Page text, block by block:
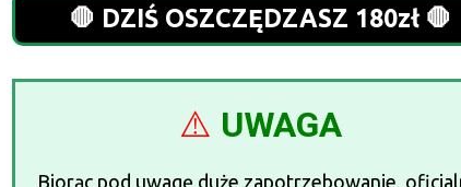
🛑 DZIŚ OSZCZĘDZASZ 180zł 🛑
⚠️ UWAGA
Biorąc pod uwagę duże zapotrzebowanie,